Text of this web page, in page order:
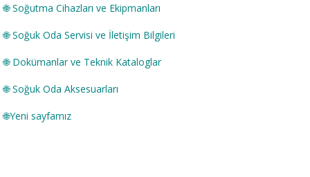
🌐Soğutma Cihazları ve Ekipmanları
🌐Soğuk Oda Servisi ve İletişim Bilgileri
🌐 Dokümanlar ve Teknik Kataloglar
🌐Soğuk Oda Aksesuarları
🌐Yeni sayfamız